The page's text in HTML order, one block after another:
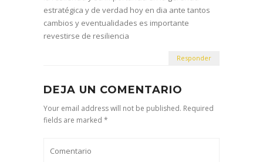
estratégica y de verdad hoy en dia ante tantos
cambios y eventualidades es importante
revestirse de resiliencia
Responder
DEJA UN COMENTARIO
Your email address will not be published. Required
fields are marked *